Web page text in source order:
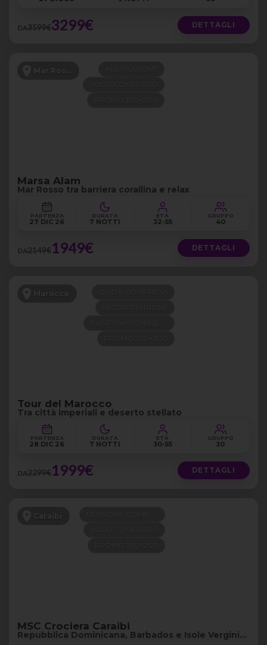
DA3599€3299€ DETTAGLI
Mar Rosso
Marsa Alam
Mar Rosso tra barriera corallina e relax
PARTENZA
27 DIC 26
DURATA
7 NOTTI
ETÀ
32-55
GRUPPO
40
DA2149€1949€ DETTAGLI
Marocco
Tour del Marocco
Tra città imperiali e deserto stellato
PARTENZA
28 DIC 26
DURATA
7 NOTTI
ETÀ
30-55
GRUPPO
30
DA2299€1999€ DETTAGLI
Caraibi
MSC Crociera Caraibi
Repubblica Dominicana, Barbados e Isole Vergini